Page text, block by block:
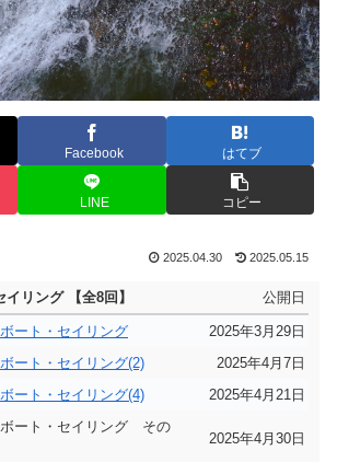
Facebook はてブ
LINE コピー
2025.04.30 2025.05.15
リング 【全8回】 公開日
ート・セイリング
2025年3月29日
ート・セイリング(2)
2025年4月7日
ート・セイリング(4)
2025年4月21日
ボート・セイリング その
2025年4月30日